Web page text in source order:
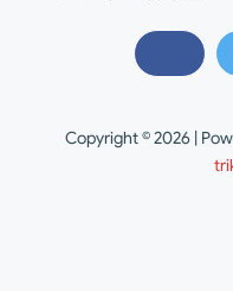
Copyright © 2026 |